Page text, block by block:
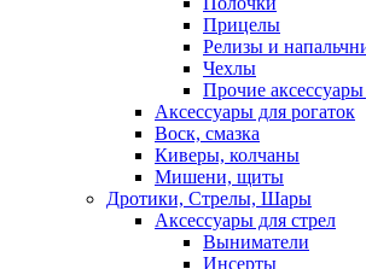
Прицелы
Релизы и
Чехлы
Прочие аксессуары
Аксессуары для рогаток
Воск, смазка
Киверы, колчаны
Мишени, щиты
Дротики, Стрелы, Шары
Аксессуары для стрел
Выниматели
Инсерты